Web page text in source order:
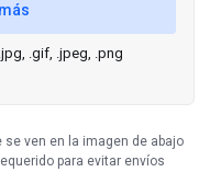
.gif, .jpeg, .png
ven en la imagen de abajo
para evitar envíos